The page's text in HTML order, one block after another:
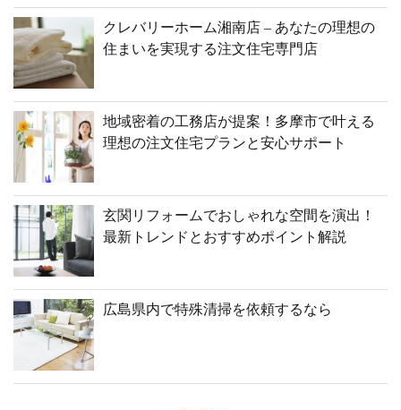
クレバリーホーム湘南店 – あなたの理想の
住まいを実現する注文住宅専門店
地域密着の工務店が提案！多摩市で叶える
理想の注文住宅プランと安心サポート
玄関リフォームでおしゃれな空間を演出！
最新トレンドとおすすめポイント解説
広島県内で特殊清掃を依頼するなら